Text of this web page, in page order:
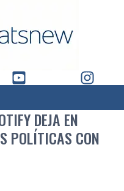
DEJA EN
POLÍTICAS CON